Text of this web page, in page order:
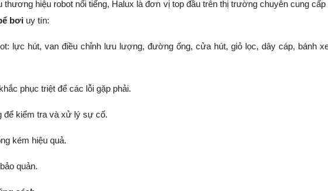
thương hiệu robot nổi tiếng, Halux là đơn vị top đầu trên thị trường chuyên cung cấp
bơi uy tín:
lực hút, van điều chỉnh lưu lượng, đường ống, cửa hút, giỏ lọc, dây cáp, bánh
phục triệt để các lỗi gặp phải.
để kiểm tra và xử lý sự cố.
kém hiệu quả.
quản.